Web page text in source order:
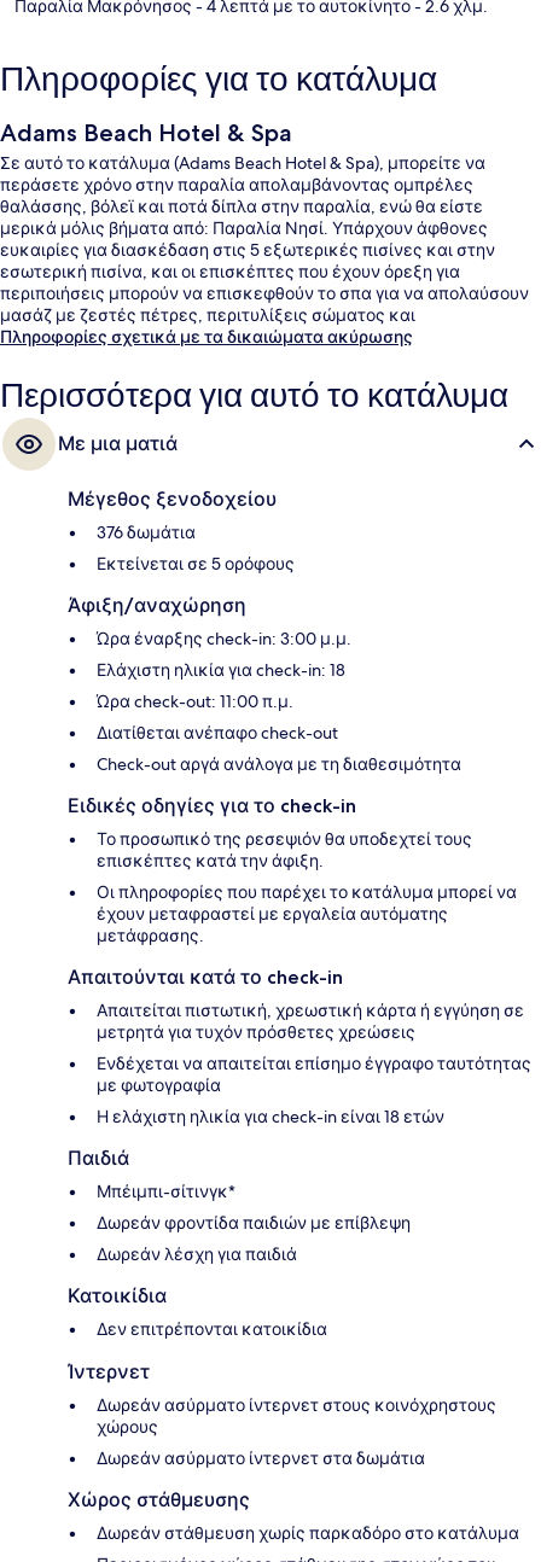
Παραλία Μακρόνησος - 4 λεπτά με το αυτοκίνητο- 2.6 χλμ.
Πληροφορίες για το κατάλυμα
Adams Beach Hotel & Spa
Σε αυτό το κατάλυμα (Adams Beach Hotel & Spa), μπορείτε να
περάσετε χρόνο στην παραλία απολαμβάνοντας ομπρέλες
θαλάσσης, βόλεϊ και ποτά δίπλα στην παραλία, ενώ θα είστε
μερικά μόλις βήματα από: Παραλία Νησί. Υπάρχουν άφθονες
ευκαιρίες για διασκέδαση στις 5 εξωτερικές πισίνες και στην
εσωτερική πισίνα, και οι επισκέπτες που έχουν όρεξη για
περιποιήσεις μπορούν να επισκεφθούν το σπα για να απολαύσουν
μασάζ με ζεστές πέτρες, περιτυλίξεις σώματος και
αρωματοθεραπεία. Το εστιατόριο (Dionysos Open Air Tavern), ένα
πρωινό, μεσημεριανό και βραδινό. Άλλες παροχές που
προσφέρονται σε αυτό το ξενοδοχείο (πολυτελείας) είναι 3
μπαρ/lounge, ήσυχο ποτάμι τεχνητής ροής και δωρεάν κλαμπ για
παιδιά. Άλλοι ταξιδιώτες λατρεύουν το εξυπηρετικό προσωπικό.
Πληροφορίες σχετικά με τα δικαιώματα ακύρωσης
Περισσότερα για αυτό το κατάλυμα
Με μια ματιά
Μέγεθος ξενοδοχείου
376 δωμάτια
Εκτείνεται σε 5 ορόφους
Άφιξη/αναχώρηση
Ώρα έναρξης check-in: 3:00 μ.μ.
Ελάχιστη ηλικία για check-in: 18
Ώρα check-out: 11:00 π.μ.
Διατίθεται ανέπαφο check-out
Check-out αργά ανάλογα με τη διαθεσιμότητα
Ειδικές οδηγίες για το check-in
Το προσωπικό της ρεσεψιόν θα υποδεχτεί τους
επισκέπτες κατά την άφιξη.
Οι πληροφορίες που παρέχει το κατάλυμα μπορεί να
έχουν μεταφραστεί με εργαλεία αυτόματης
μετάφρασης.
Απαιτούνται κατά το check-in
Απαιτείται πιστωτική, χρεωστική κάρτα ή εγγύηση σε
μετρητά για τυχόν πρόσθετες χρεώσεις
Ενδέχεται να απαιτείται επίσημο έγγραφο ταυτότητας
με φωτογραφία
Η ελάχιστη ηλικία για check-in είναι 18 ετών
Παιδιά
Μπέιμπι-σίτινγκ*
Δωρεάν φροντίδα παιδιών με επίβλεψη
Δωρεάν λέσχη για παιδιά
Κατοικίδια
Δεν επιτρέπονται κατοικίδια
Ίντερνετ
Δωρεάν ασύρματο ίντερνετ στους κοινόχρηστους
χώρους
Δωρεάν ασύρματο ίντερνετ στα δωμάτια
Χώρος στάθμευσης
Δωρεάν στάθμευση χωρίς παρκαδόρο στο κατάλυμα